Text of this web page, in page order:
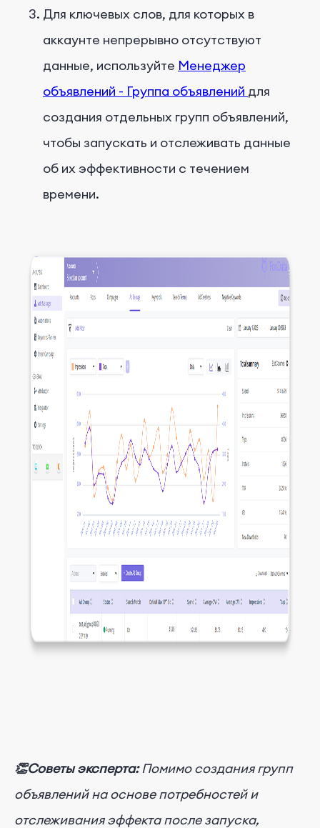
Для ключевых слов, для которых в
аккаунте непрерывно отсутствуют
данные, используйте Менеджер
объявлений - Группа объявлений для
создания отдельных групп объявлений,
чтобы запускать и отслеживать данные
об их эффективности с течением
времени.
👏Советы эксперта:Помимо создания групп
объявлений на основе потребностей и
отслеживания эффекта после запуска,